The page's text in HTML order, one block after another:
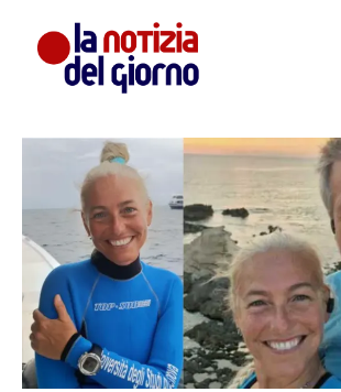
contenuto